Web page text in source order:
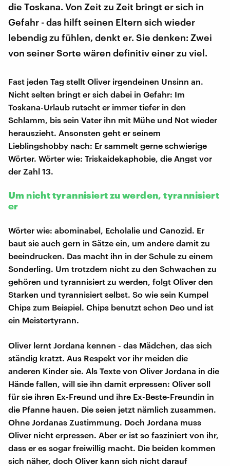
die Toskana. Von Zeit zu Zeit bringt er sich in
Gefahr - das hilft seinen Eltern sich wieder
lebendig zu fühlen, denkt er. Sie denken: Zwei
von seiner Sorte wären definitiv einer zu viel.
Fast jeden Tag stellt Oliver irgendeinen Unsinn an.
Nicht selten bringt er sich dabei in Gefahr: Im
Toskana-Urlaub rutscht er immer tiefer in den
Schlamm, bis sein Vater ihn mit Mühe und Not wieder
herauszieht. Ansonsten geht er seinem
Lieblingshobby nach: Er sammelt gerne schwierige
Wörter. Wörter wie: Triskaidekaphobie, die Angst vor
der Zahl 13.
Um nicht tyrannisiert zu werden, tyrannisiert
er
Wörter wie: abominabel, Echolalie und Canozid. Er
baut sie auch gern in Sätze ein, um andere damit zu
beeindrucken. Das macht ihn in der Schule zu einem
Sonderling. Um trotzdem nicht zu den Schwachen zu
gehören und tyrannisiert zu werden, folgt Oliver den
Starken und tyrannisiert selbst. So wie sein Kumpel
Chips zum Beispiel. Chips benutzt schon Deo und ist
ein Meistertyrann.
Oliver lernt Jordana kennen - das Mädchen, das sich
ständig kratzt. Aus Respekt vor ihr meiden die
anderen Kinder sie. Als Texte von Oliver Jordana in die
Hände fallen, will sie ihn damit erpressen: Oliver soll
für sie ihren Ex-Freund und ihre Ex-Beste-Freundin in
die Pfanne hauen. Die seien jetzt nämlich zusammen.
Ohne Jordanas Zustimmung. Doch Jordana muss
Oliver nicht erpressen. Aber er ist so fasziniert von ihr,
dass er es sogar freiwillig macht. Die beiden kommen
sich näher, doch Oliver kann sich nicht darauf